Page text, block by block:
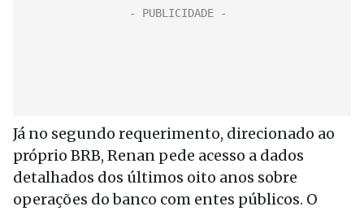
Já no segundo requerimento, direcionado ao
próprio BRB, Renan pede acesso a dados
detalhados dos últimos oito anos sobre
operações do banco com entes públicos. O